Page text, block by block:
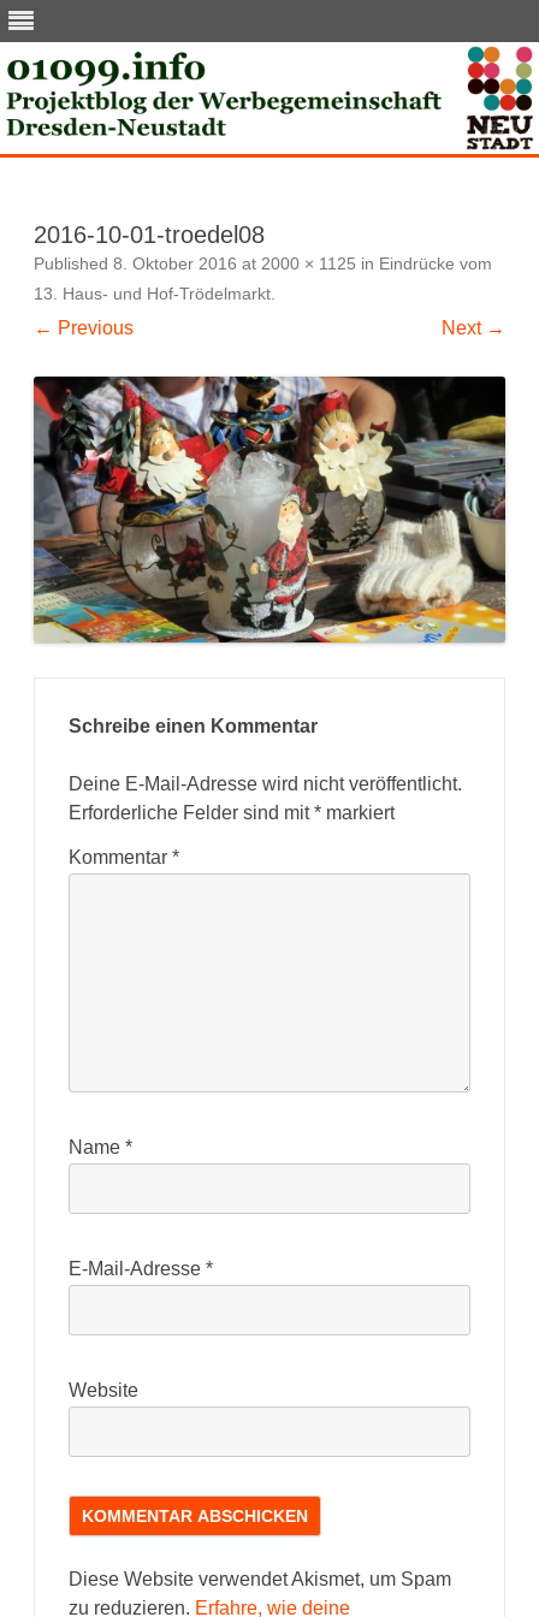
2016-10-01-troedel08
Published 8. Oktober 2016 at 2000 × 1125 in Eindrücke vom
13. Haus- und Hof-Trödelmarkt.
← Previous Next →
Schreibe einen Kommentar
Deine E-Mail-Adresse wird nicht veröffentlicht.
Erforderliche Felder sind mit* markiert
Kommentar *
Name *
E-Mail-Adresse *
Website
Diese Website verwendet Akismet, um Spam
zu reduzieren. Erfahre, wie deine